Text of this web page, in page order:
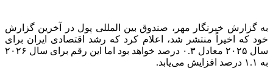
به گزارش خبرنگار مهر، صندوق بین المللی پول در آخرین گزارش
خود که اخیراً منتشر شد، اعلام کرد که رشد اقتصادی ایران برای
سال ۲۰۲۵ معادل ۰.۳ درصد خواهد بود
اما
این رقم برای سال ۲۰۲۶
به ۱.۱ درصد افزایش می‌یابد.